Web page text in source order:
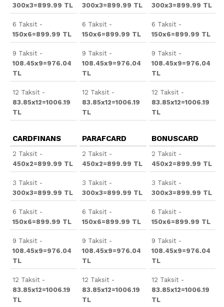
300x3=899.99 TL
6 Taksit -
150x6=899.99 TL
9 Taksit -
108.45x9=976.04
TL
12 Taksit -
83.85x12=1006.19
TL
300x3=899.99 TL
6 Taksit -
150x6=899.99 TL
9 Taksit -
108.45x9=976.04
TL
12 Taksit -
83.85x12=1006.19
TL
300x3=899.99 TL
6 Taksit -
150x6=899.99 TL
9 Taksit -
108.45x9=976.04
TL
12 Taksit -
83.85x12=1006.19
TL
CARDFINANS
2 Taksit -
450x2=899.99 TL
3 Taksit -
300x3=899.99 TL
6 Taksit -
150x6=899.99 TL
9 Taksit -
108.45x9=976.04
TL
12 Taksit -
83.85x12=1006.19
TL
PARAFCARD
2 Taksit -
450x2=899.99 TL
3 Taksit -
300x3=899.99 TL
6 Taksit -
150x6=899.99 TL
9 Taksit -
108.45x9=976.04
TL
12 Taksit -
83.85x12=1006.19
TL
BONUSCARD
2 Taksit -
450x2=899.99 TL
3 Taksit -
300x3=899.99 TL
6 Taksit -
150x6=899.99 TL
9 Taksit -
108.45x9=976.04
TL
12 Taksit -
83.85x12=1006.19
TL